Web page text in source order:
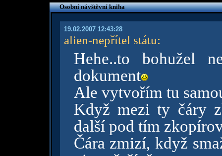
Osobní návštěvní kniha
19.02.2007 12:43:28
alien-nepřítel státu:
Hehe..to bohužel
dokument
Ale vytvořím tu
Když mezi ty čáry
další pod tím
Čára zmizí, když